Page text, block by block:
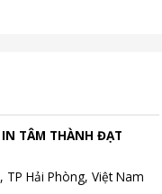
TÂM THÀNH ĐẠT
Hải Phòng, Việt Nam